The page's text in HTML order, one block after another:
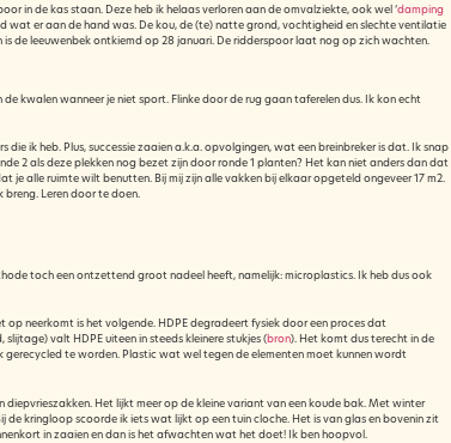
in de kas staan. Deze heb ik helaas verloren aan de omvalziekte, ook wel ‘damping
wat er aan de hand was. De kou, de (te) natte grond, vochtigheid en slechte ventilatie
de leeuwenbek ontkiemd op 28 januari. De ridderspoor laat nog op zich wachten.
kwalen wanneer je niet sport. Flinke door de rug gaan taferelen dus. Ik kon echt
ik heb. Plus, successie zaaien a.k.a. opvolgingen, wat een breinbreker is dat. Ik snap
2 als deze plekken nog bezet zijn door ronde 1 planten? Het kan niet anders dan dat
je alle ruimte wilt benutten. Bij mij zijn alle vakken bij elkaar opgeteld ongeveer 17 m2.
Leren door te doen.
toch een ontzettend groot nadeel heeft, namelijk: microplastics. Ik heb dus ook
op neerkomt is het volgende. HDPE degradeert fysiek door een proces dat
valt HDPE uiteen in steeds kleinere stukjes (bron). Het komt dus terecht in de
te worden. Plastic wat wel tegen de elementen moet kunnen wordt
diepvrieszakken. Het lijkt meer op de kleine variant van een koude bak. Met winter
kringloop scoorde ik iets wat lijkt op een tuin cloche. Het is van glas en bovenin zit
in zaaien en dan is het afwachten wat het doet! Ik ben hoopvol.